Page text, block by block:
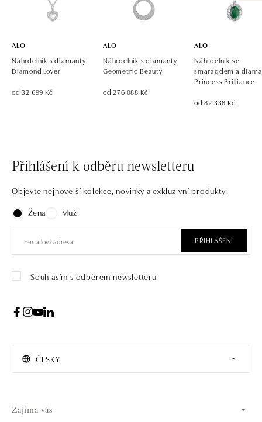
tel.: +421 917 090 700, +421 918 777 670
dnes otevřeno od 10:00
ALO
Náhrdelník s diamanty
Diamond Lover
od 32 699 Kč
ALO
Náhrdelník s diamanty
Geometric Beauty
od 276 088 Kč
ALO
Náhrdelník se
smaragdem a
Princess Brilliance
od 82 338 Kč
Přihlášení k odběru newsletteru
Objevte nejnovější kolekce, novinky a exkluzivní produkty.
Žena
Muž
PŘIHLÁŠENÍ
Souhlasím s odběrem newsletteru
ČESKY
Zajíma vás